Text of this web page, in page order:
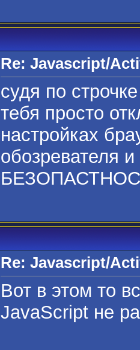
Re: Javascript/
судя по
тебя просто
настройках
обозревателя
Re: Javascript/
Вот в этом то
JavaScript не